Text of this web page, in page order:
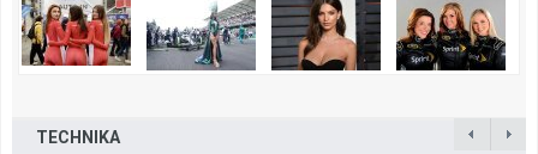
TECHNIKA